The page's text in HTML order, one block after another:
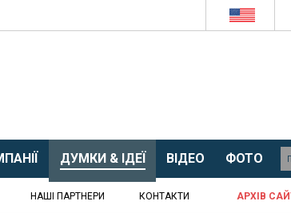
ДУМКИ & ІДЕЇ ВІДЕО ФОТО
НАШІ ПАРТНЕРИ КОНТАКТИ АРХІВ